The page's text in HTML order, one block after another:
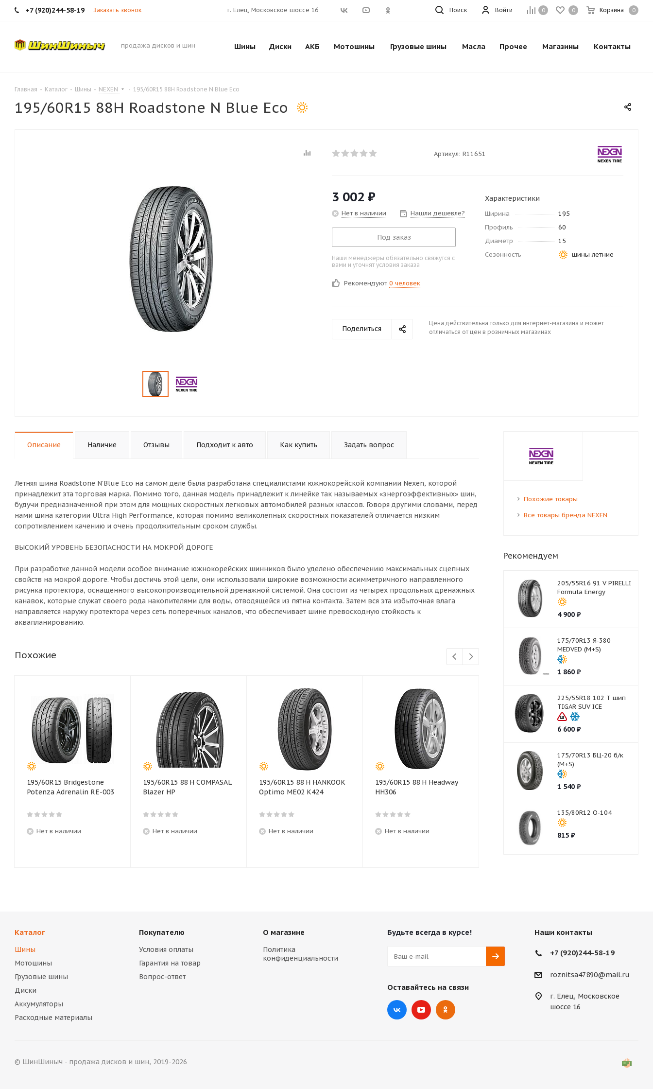
+7 (920)244-58-19 Заказать звонок 0 0 Корзина 0
Войти
г. Елец, Московское шоссе 16 Поиск
продажа дисков и шин Шины Диски АКБ Мотошины Грузовые шины Масла Прочее Магазины Контакты
Главная - Каталог - Шины - NEXEN - 195/60R15 88H Roadstone N Blue Eco
195/60R15 88H Roadstone N Blue Eco
Артикул: R11651
3 002 ₽
Нет в наличии Нашли дешевле?
Под заказ
Наши менеджеры обязательно свяжутся с
вами и уточнят условия заказа
Рекомендуют 0 человек
Характеристики
Ширина
195
Профиль
60
Диаметр
15
Сезонность
шины летние
Поделиться
Цена действительна только для интернет-магазина и может
отличаться от цен в розничных магазинах
Описание Наличие Отзывы Подходит к авто Как купить Задать вопрос
Летняя шина Roadstone N’Blue Eco на самом деле была разработана специалистами южнокорейской компании Nexen, которой
принадлежит эта торговая марка. Помимо того, данная модель принадлежит к линейке так называемых «энергоэффективных» шин,
будучи предназначенной при этом для мощных скоростных легковых автомобилей разных классов. Говоря другими словами, перед
нами шина категории Ultra High Performance, которая помимо великолепных скоростных показателей отличается низким
сопротивлением качению и очень продолжительным сроком службы.
ВЫСОКИЙ УРОВЕНЬ БЕЗОПАСНОСТИ НА МОКРОЙ ДОРОГЕ
При разработке данной модели особое внимание южнокорейских шинников было уделено обеспечению максимальных сцепных
свойств на мокрой дороге. Чтобы достичь этой цели, они использовали широкие возможности асимметричного направленного
рисунка протектора, оснащенного высокопроизводительной дренажной системой. Она состоит из четырех продольных дренажных
канавок, которые служат своего рода накопителями для воды, отводящейся из пятна контакта. Затем вся эта избыточная влага
направляется наружу протектора через сеть поперечных каналов, что обеспечивает шине превосходную стойкость к
аквапланированию.
Похожие
195/60R15 Bridgestone
Potenza Adrenalin RE-003
Нет в наличии
195/60R15 88 H COMPASAL
Blazer HP
Нет в наличии
195/60R15 88 H HANKOOK
Optimo ME02 K424
Нет в наличии
195/60R15 88 H Headway
HH306
Нет в наличии
195/60R15 88 H MARSHAL
Нет в наличии
Похожие товары
Все товары бренда NEXEN
Рекомендуем
205/55R16 91 V PIRELLI
Formula Energy
4 900₽
175/70R13 Я-380
MEDVED (M+S)
1 860₽
225/55R18 102 T шип
TIGAR SUV ICE
6 600₽
175/70R13 БЦ-20 б/к
(M+S)
1 540₽
135/80R12 О-104
815₽
Каталог
Шины
Мотошины
Грузовые шины
Диски
Аккумуляторы
Расходные материалы
Покупателю
Условия оплаты
Гарантия на товар
Вопрос-ответ
О магазине
Политика
конфиденциальности
Будьте всегда в курсе!
Оставайтесь на связи
Наши контакты
+7 (920)244-58-19
roznitsa47890@mail.ru
г. Елец, Московское
шоссе 16
© ШинШиныч - продажа дисков и шин, 2019-2026